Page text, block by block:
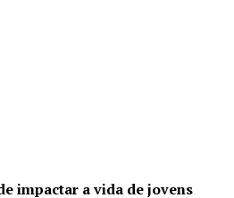
impactar a vida de jovens